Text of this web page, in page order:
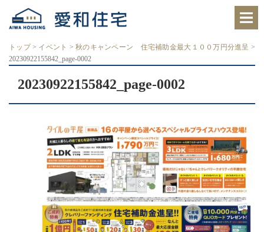
知
県
尾
市、
の
トップ> イベント >秋のキャンペーン 住宅補助金最大１００万円分進呈 >
20230922155842_page-0002
20230922155842_page-0002